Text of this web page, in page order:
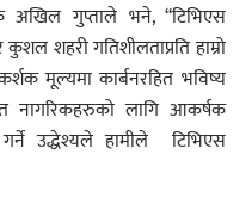
अखिल गुप्ताले भने, “टिभिएस
शहरी गतिशीलताप्रति हाम्रो
मूल्यमा कार्बनरहित भविष्य
नागरिकहरुको लागि आकर्षक
उद्धेश्यले हामीले टिभिएस